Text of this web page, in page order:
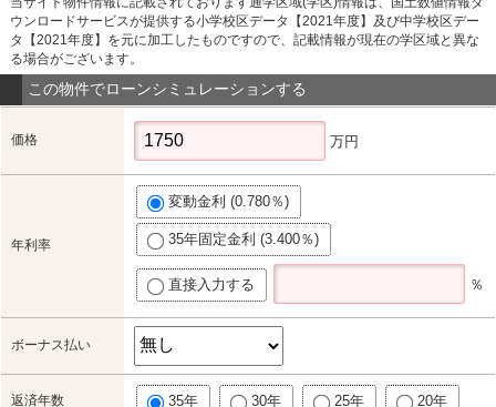
ウンロードサービスが提供する小学校区データ【2021年度】及び中学校区デー
タ【2021年度】を元に加工したものですので、記載情報が現在の学区域と異な
る場合がございます。
この物件でローンシミュレーションする
価格 万円
年利率
変動金利 (0.780％)
35年固定金利 (3.400％)
直接入力する ％
ボーナス払い
返済年数 35年 30年 25年 20年